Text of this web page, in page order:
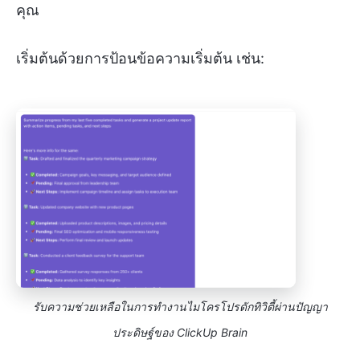
คุณ
เริ่มต้นด้วยการป้อนข้อความเริ่มต้น เช่น:
รับความช่วยเหลือในการทำงานไมโครโปรดักทิวิตี้ผ่านปัญญา
ประดิษฐ์ของ ClickUp Brain